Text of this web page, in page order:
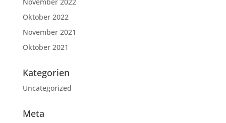
Oktober 2022
November 2021
Oktober 2021
Kategorien
Uncategorized
Meta